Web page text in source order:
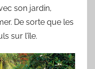
son jardin,
De sorte que les
sur l’île.